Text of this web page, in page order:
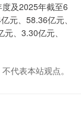
及2025年截至6
元、58.36亿元、
、3.30亿元、
代表本站观点。